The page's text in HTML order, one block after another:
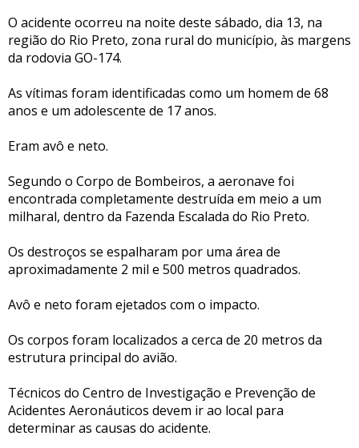
O acidente ocorreu na noite deste sábado, dia 13, na
região do Rio Preto, zona rural do município, às margens
da rodovia GO-174.
As vítimas foram identificadas como um homem de 68
anos e um adolescente de 17 anos.
Eram avô e neto.
Segundo o Corpo de Bombeiros, a aeronave foi
encontrada completamente destruída em meio a um
milharal, dentro da Fazenda Escalada do Rio Preto.
Os destroços se espalharam por uma área de
aproximadamente 2 mil e 500 metros quadrados.
Avô e neto foram ejetados com o impacto.
Os corpos foram localizados a cerca de 20 metros da
estrutura principal do avião.
Técnicos do Centro de Investigação e Prevenção de
Acidentes Aeronáuticos devem ir ao local para
determinar as causas do acidente.